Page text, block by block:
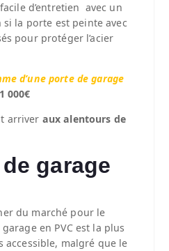
d’entretien avec un
la porte est peinte avec
pour protéger l’acier
d’une porte de garage
000€
arriver aux alentours de
garage
du marché pour le
en PVC est la plus
accessible, malgré que le